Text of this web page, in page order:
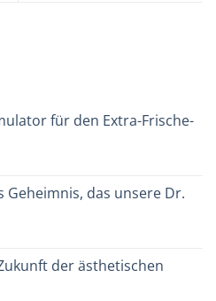
für den Extra-Frische-
Geheimnis, das unsere Dr.
der ästhetischen